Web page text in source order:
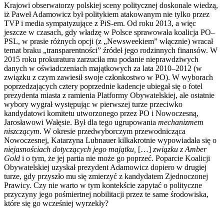
Krajowi obserwatorzy polskiej sceny politycznej doskonale wiedzą,
iż Paweł Adamowicz był politykiem atakowanym nie tylko przez
TVP i media sympatyzujące z PiS-em. Od roku 2013, a więc
jeszcze w czasach, gdy władzę w Polsce sprawowała koalicja PO–
PSL, w prasie różnych opcji (z „Newsweekiem” włącznie) wracał
temat braku „transparentności” źródeł jego rodzinnych finansów. W
2015 roku prokuratura zarzuciła mu podanie nieprawdziwych
danych w oświadczeniach majątkowych za lata 2010–2012 (w
związku z czym zawiesił swoje członkostwo w PO). W wyborach
poprzedzających cztery poprzednie kadencje ubiegał się o fotel
prezydenta miasta z ramienia Platformy Obywatelskiej, ale ostatnie
wybory wygrał występując w pierwszej turze przeciwko
kandydatowi komitetu utworzonego przez PO i Nowoczesną,
Jarosławowi Wałęsie. Był dla tego ugrupowania mechanizmem
niszczącym. W okresie przedwyborczym przewodnicząca
Nowoczesnej, Katarzyna Lubnauer kilkakrotnie wypowiadała się o
niejasnościach dotyczących jego majątku, […] związku z Amber
Gold i o tym, że jej partia nie może go poprzeć. Poparcie Koalicji
Obywatelskiej uzyskał prezydent Adamowicz dopiero w drugiej
turze, gdy przyszło mu się zmierzyć z kandydatem Zjednoczonej
Prawicy. Czy nie warto w tym kontekście zapytać o polityczne
przyczyny jego pośmiertnej nobilitacji przez te same środowiska,
które się go wcześniej wyrzekły?